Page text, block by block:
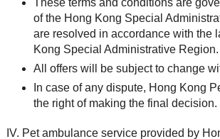
of the Hong Kong Special
are resolved in accordance with the
Kong Special Administrative Region.
All offers will be subject to change
In case of any dispute, Hong Kong
the right of making the final decision.
Pet ambulance service provided by